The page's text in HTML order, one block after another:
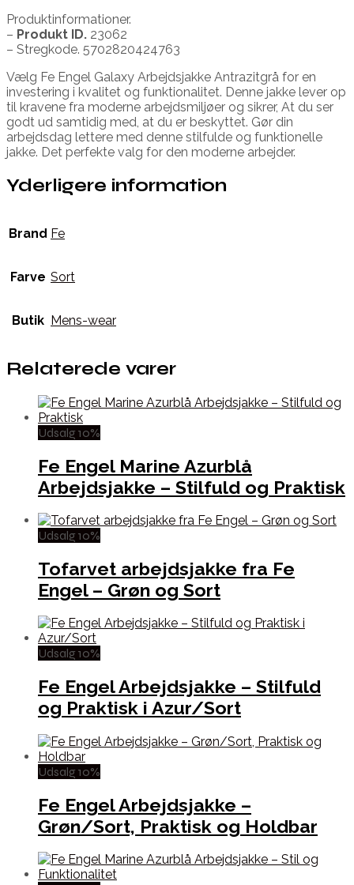
Produktinformationer.
– Produkt ID. 23062
– Stregkode. 5702820424763
Vælg Fe Engel Galaxy Arbejdsjakke Antrazitgrå for en
investering i kvalitet og funktionalitet. Denne jakke lever op
til kravene fra moderne arbejdsmiljøer og sikrer, At du ser
godt ud samtidig med, at du er beskyttet. Gør din
arbejdsdag lettere med denne stilfulde og funktionelle
jakke. Det perfekte valg for den moderne arbejder.
Yderligere information
Brand Fe
Farve Sort
Butik Mens-wear
Relaterede varer
Udsalg 10%
Fe Engel Marine Azurblå
Arbejdsjakke – Stilfuld og Praktisk
Udsalg 10%
Tofarvet arbejdsjakke fra Fe
Engel – Grøn og Sort
Udsalg 10%
Fe Engel Arbejdsjakke – Stilfuld
og Praktisk i Azur/Sort
Udsalg 10%
Fe Engel Arbejdsjakke –
Grøn/Sort, Praktisk og Holdbar